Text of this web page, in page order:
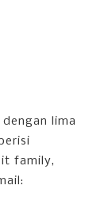
lima
family,